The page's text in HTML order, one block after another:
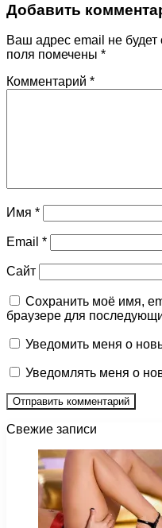
Добавить
Ваш адрес email не будет
поля помечены *
Комментарий *
Имя *
Email *
Сайт
Сохранить моё имя,
браузере для
Уведомить меня о
Уведомлять меня о
Свежие записи